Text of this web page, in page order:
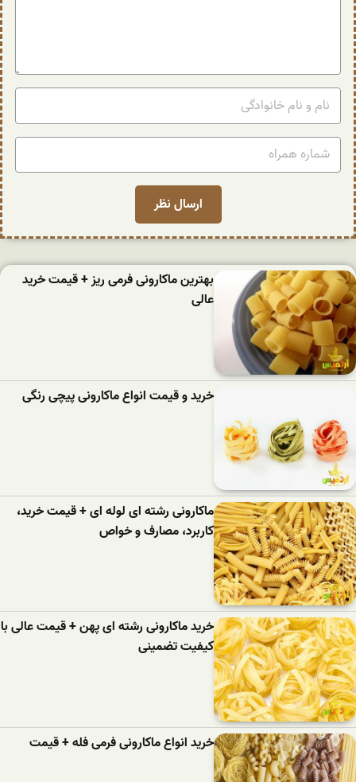
بهترین ماکارونی فرمی ریز + قیمت خرید
عالی
خرید و قیمت انواع ماکارونی پیچی رنگی
ماکارونی رشته ای لوله ای + قیمت خرید،
کاربرد، مصارف و خواص
خرید ماکارونی رشته ای پهن + قیمت عالی با
کیفیت تضمینی
خرید انواع ماکارونی فرمی فله + قیمت